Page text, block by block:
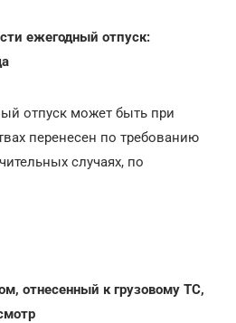
ежегодный отпуск:
отпуск может быть при
перенесен по требованию
случаях, по
отнесенный к грузовому ТС,